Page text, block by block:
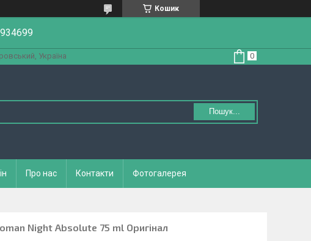
Кошик
Україна
Пошук...
Про нас Контакти Фотогалерея
Night Absolute 75 ml Оригінал